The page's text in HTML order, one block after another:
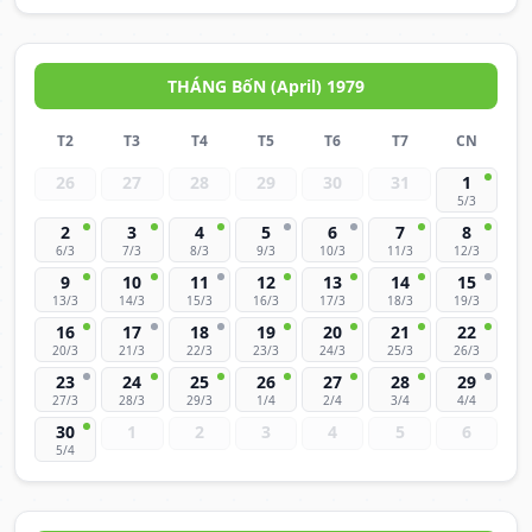
THÁNG BốN (April) 1979
T2 T3 T4 T5 T6 T7 CN
26 27 28 29 30 31 1
5/3
2
6/3
3
7/3
4
8/3
5
9/3
6
10/3
7
11/3
8
12/3
9
13/3
10
14/3
11
15/3
12
16/3
13
17/3
14
18/3
15
19/3
16
20/3
17
21/3
18
22/3
19
23/3
20
24/3
21
25/3
22
26/3
23
27/3
24
28/3
25
29/3
26
1/4
27
2/4
28
3/4
29
4/4
30
5/4
1 2 3 4 5 6